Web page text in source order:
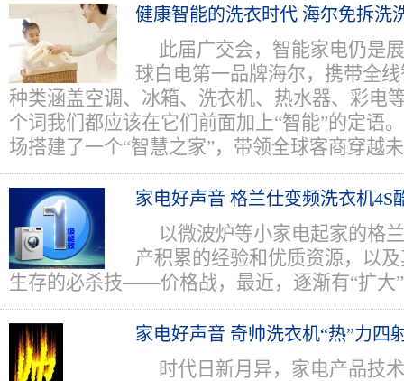
健康智能的洗衣时代 海尔免拆洗
此届广交会，智能家电仍是
球白电第一品牌海尔，携带全
种类涵盖空调、冰箱、洗衣机、热水器、彩电
个词我们都应该在它们前面加上“智能”的定语
场搭建了一个“智慧之家”，带领全球客商穿越
家电好声音 格兰仕变频洗衣机4S
以微波炉等小家电起家的格
产积累的经验和优质资源，以
生存的必杀技——价格战，最近，逐渐有“扩大
家电好声音 奇帅洗衣机“热”力四
时代日新月异，家电产品技